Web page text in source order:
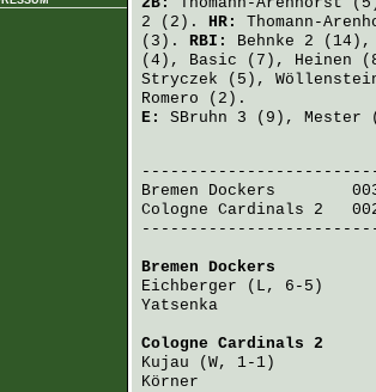
2 (2). HR: Thomann-
(3). RBI: Behnke 2
(4), Basic (7), Heinen
Stryczek (5),
Romero (2).
E: SBruhn 3 (9), Mester
Bremen Dockers
Cologne Cardinals 2
Bremen Dockers
Eichberger (L, 6-5)
Yatsenka
Cologne Cardinals 2
Kujau (W, 1-1)
Körner